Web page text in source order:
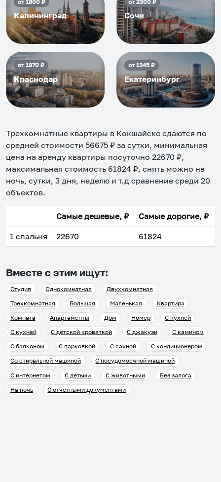
от1800₽
Калининград
от2300₽
Сочи
от1970₽
Краснодар
от1345₽
Екатеринбург
Трехкомнатные квартиры в Кокшайске сдаются по
средней стоимости 56675 ₽ за сутки, минимальная
цена на аренду квартиры посуточно 22670 ₽,
максимальная стоимость 61824 ₽, снять можно на
ночь, сутки, 3 дня, неделю и т.д сравнение среди 20
объектов.
Самые дешевые, ₽ Самые дорогие, ₽
1 спальня 22670 61824
Вместе с этим ищут:
Студия Однокомнатная
Двухкомнатная
Трехкомнатная
Большая Маленькая
Квартира
Комната
Апартаменты Дом Номер
С кухней
С кухней
С детской кроваткой С джакузи
С камином
С балконом
С парковкой С сауной
С кондиционером
Со стиральной машиной
С посудомоечной машиной
С интернетом
С детьми С животными
Без залога
На ночь
С отчетными документами